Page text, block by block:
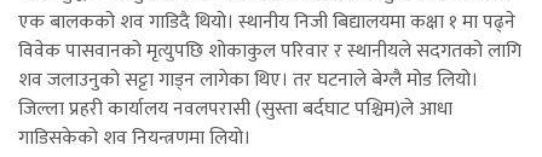
एक बालकको शव गाडिदै थियो। स्थानीय निजी बिद्यालयमा कक्षा १ मा पढ्ने
विवेक पासवानको मृत्युपछि शोकाकुल परिवार र स्थानीयले सदगतको लागि
शव जलाउनुको सट्टा गाड्न लागेका थिए। तर घटनाले बेग्लै मोड लियो।
जिल्ला प्रहरी कार्यालय नवलपरासी (सुस्ता बर्दघाट पश्चिम)ले आधा
गाडिसकेको शव नियन्त्रणमा लियो।